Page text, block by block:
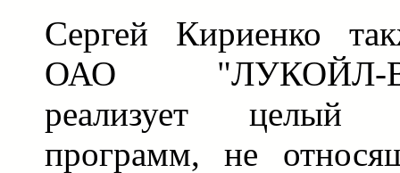
Сергей Кириенко
ОАО "ЛУКОЙЛ-
реализует целый
программ, не